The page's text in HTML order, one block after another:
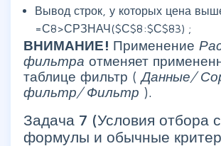
Вывод строк, у которых цена
=С8>СРЗНАЧ($С$8:$С$83) ;
ВНИМАНИЕ! Применение
фильтра отменяет
таблице фильтр ( Данные/
фильтр/ Фильтр ).
Задача 7 (Условия отбора
формулы и обычные